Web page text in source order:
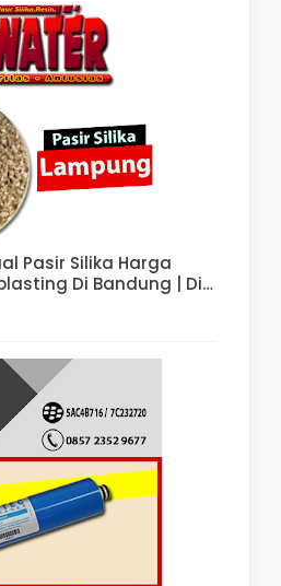
Pasir Silika Harga
Di Bandung | Di